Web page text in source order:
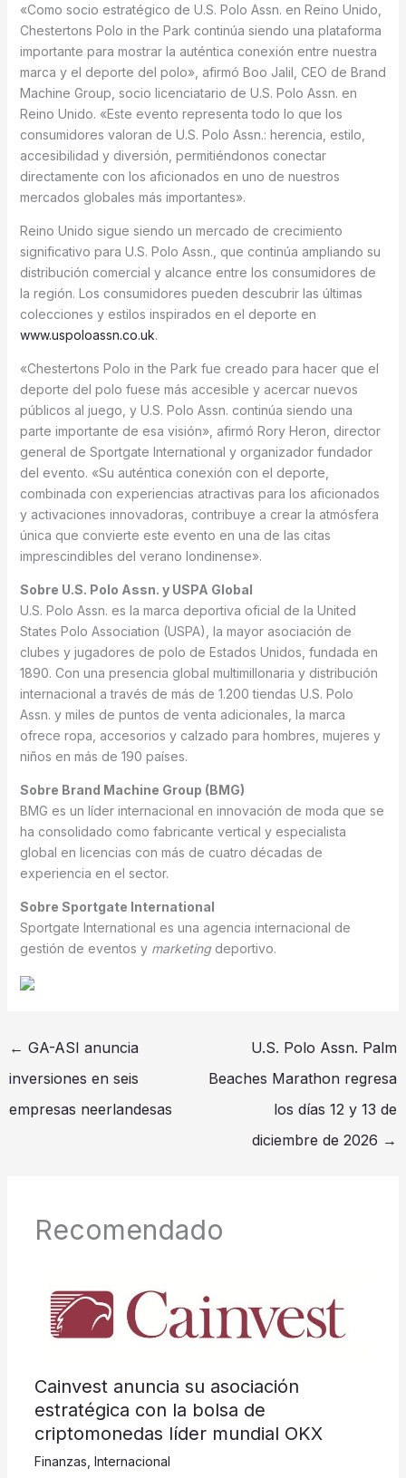
«Como socio estratégico de U.S. Polo Assn. en Reino Unido,
Chestertons Polo in the Park continúa siendo una plataforma
importante para mostrar la auténtica conexión entre nuestra
marca y el deporte del polo», afirmó Boo Jalil, CEO de Brand
Machine Group, socio licenciatario de U.S. Polo Assn. en
Reino Unido. «Este evento representa todo lo que los
consumidores valoran de U.S. Polo Assn.: herencia, estilo,
accesibilidad y diversión, permitiéndonos conectar
directamente con los aficionados en uno de nuestros
mercados globales más importantes».
Reino Unido sigue siendo un mercado de crecimiento
significativo para U.S. Polo Assn., que continúa ampliando su
distribución comercial y alcance entre los consumidores de
la región. Los consumidores pueden descubrir las últimas
colecciones y estilos inspirados en el deporte en
www.uspoloassn.co.uk.
«Chestertons Polo in the Park fue creado para hacer que el
deporte del polo fuese más accesible y acercar nuevos
públicos al juego, y U.S. Polo Assn. continúa siendo una
parte importante de esa visión», afirmó Rory Heron, director
general de Sportgate International y organizador fundador
del evento. «Su auténtica conexión con el deporte,
combinada con experiencias atractivas para los aficionados
y activaciones innovadoras, contribuye a crear la atmósfera
única que convierte este evento en una de las citas
imprescindibles del verano londinense».
Sobre U.S. Polo Assn. y USPA Global
U.S. Polo Assn. es la marca deportiva oficial de la United
States Polo Association (USPA), la mayor asociación de
clubes y jugadores de polo de Estados Unidos, fundada en
1890. Con una presencia global multimillonaria y distribución
internacional a través de más de 1.200 tiendas U.S. Polo
Assn. y miles de puntos de venta adicionales, la marca
ofrece ropa, accesorios y calzado para hombres, mujeres y
niños en más de 190 países.
Sobre Brand Machine Group (BMG)
BMG es un líder internacional en innovación de moda que se
ha consolidado como fabricante vertical y especialista
global en licencias con más de cuatro décadas de
experiencia en el sector.
Sobre Sportgate International
Sportgate International es una agencia internacional de
gestión de eventos y marketing deportivo.
← GA-ASI anuncia
inversiones en seis
empresas neerlandesas
U.S. Polo Assn. Palm
Beaches Marathon regresa
los días 12 y 13 de
diciembre de 2026 →
Recomendado
Cainvest anuncia su asociación
estratégica con la bolsa de
criptomonedas líder mundial OKX
Finanzas Internacional